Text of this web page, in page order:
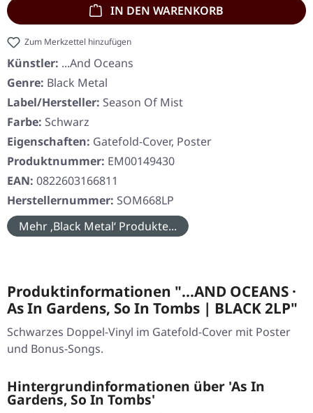
IN DEN WARENKORB
Zum Merkzettel hinzufügen
Künstler: ...And Oceans
Genre: Black Metal
Label/Hersteller: Season Of Mist
Farbe: Schwarz
Eigenschaften: Gatefold-Cover, Poster
Produktnummer: EM00149430
EAN: 0822603166811
Herstellernummer: SOM668LP
Mehr ‚Black Metal‘ Produkte...
Produktinformationen "...AND OCEANS ·
As In Gardens, So In Tombs | BLACK 2LP"
Schwarzes Doppel-Vinyl im Gatefold-Cover mit Poster
und Bonus-Songs.
Hintergrundinformationen über 'As In
Gardens, So In Tombs'